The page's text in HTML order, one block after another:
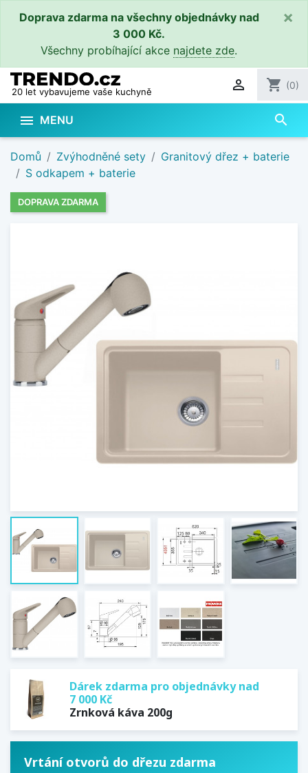
Doprava zdarma na všechny objednávky nad
3 000 Kč.
Všechny probíhající akce najdete zde.
×
20 let vybavujeme vaše kuchyně  shopping_cart (0)
 MENU search
Domů Zvýhodněné sety
Granitový dřez + baterie
S odkapem + baterie
DOPRAVA ZDARMA
Dárek zdarma pro objednávky nad
7 000 Kč
Zrnková káva 200g
Vrtání otvorů do dřezu zdarma